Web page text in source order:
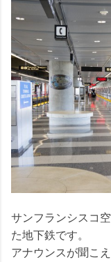
サンフランシスコ
た地下鉄です。
アナウンスが聞こ